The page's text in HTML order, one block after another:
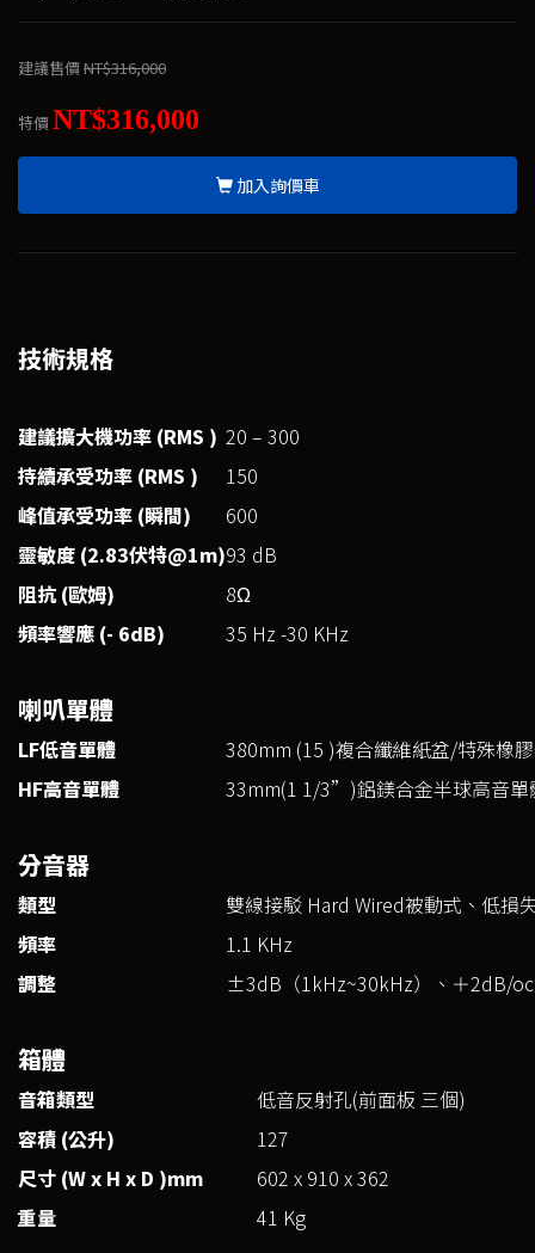
建議售價NT$316,000
特價NT$316,000
加入詢價車
技術規格
建議擴大機功率 (RMS ) 20 – 300
持續承受功率 (RMS )
150
峰值承受功率 (瞬間)
600
靈敏度 (2.83伏特@1m)93 dB
阻抗 (歐姆)
8Ω
頻率響應 (- 6dB)
35 Hz -30 KHz
喇叭單體
LF低音單體
380mm (15 )複合纖維紙盆/特殊橡
HF高音單體
33mm(1 1/3”)鋁鎂合金半球高音單
分音器
類型
雙線接駁 Hard Wired被動式、低損
頻率
1.1 KHz
調整
±3dB（1kHz~30kHz）、＋2dB/
箱體
音箱類型
低音反射孔(前面板 三個)
容積 (公升)
127
尺寸 (W x H x D )mm
602 x 910 x 362
重量
41 Kg